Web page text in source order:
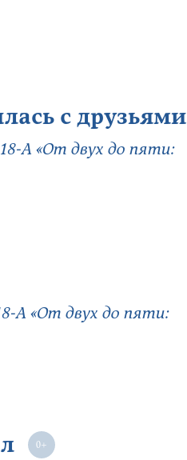
с друзьями
А «От двух до пяти:
А «От двух до пяти: